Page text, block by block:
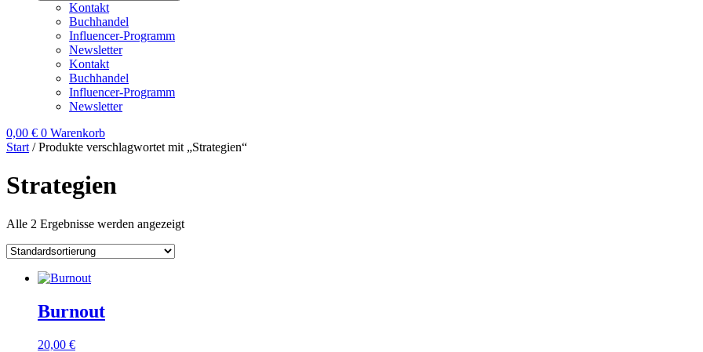
Kontakt
Buchhandel
Influencer-Programm
Newsletter
Kontakt
Buchhandel
Influencer-Programm
Newsletter
0,00 € 0 Warenkorb
Start / Produkte verschlagwortet mit „Strategien“
Strategien
Alle 2 Ergebnisse werden angezeigt
Burnout
20,00 €